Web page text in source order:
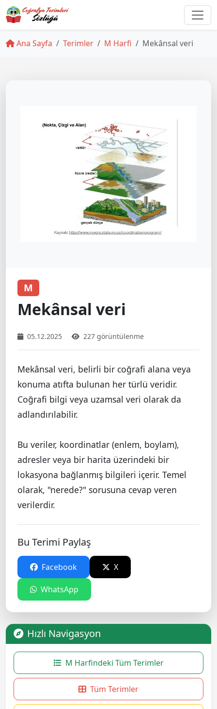
Ana Sayfa Terimler M Harfi Mekânsal veri
M
Mekânsal veri
05.12.2025 227 görüntülenme
Mekânsal veri, belirli bir coğrafi alana veya
konuma atıfta bulunan her türlü veridir.
Coğrafi bilgi veya uzamsal veri olarak da
adlandırılabilir.
Bu veriler, koordinatlar (enlem, boylam),
adresler veya bir harita üzerindeki bir
lokasyona bağlanmış bilgileri içerir. Temel
olarak, "nerede?" sorusuna cevap veren
verilerdir.
Bu Terimi Paylaş
Facebook X
WhatsApp
Hızlı Navigasyon
M Harfindeki Tüm Terimler
Tüm Terimler